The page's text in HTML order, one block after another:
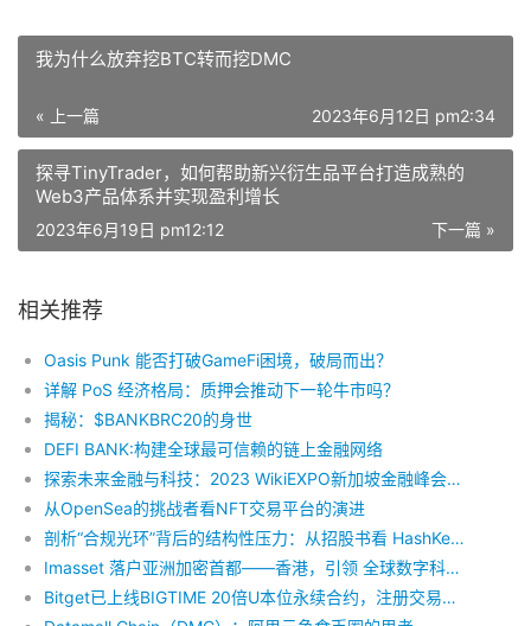
我为什么放弃挖BTC转而挖DMC
« 上一篇 2023年6月12日 pm2:34
探寻TinyTrader，如何帮助新兴衍生品平台打造成熟的
Web3产品体系并实现盈利增长
下一篇 »
2023年6月19日 pm12:12
相关推荐
Oasis Punk 能否打破GameFi困境，破局而出？
详解 PoS 经济格局：质押会推动下一轮牛市吗？
揭秘：$BANK​BRC20的身世
DEFI BANK:构建全球最可信赖的链上金融网络
探索未来金融与科技：2023 WikiEXPO新加坡金融峰会正式拉开帷幕
从OpenSea的挑战者看NFT交易平台的演进
剖析“合规光环”背后的结构性压力：从招股书看 HashKey 的三类核心风险
Imasset 落户亚洲加密首都——香港，引领 全球数字科技全产业链进入 web3.0 时代
Bitget已上线BIGTIME 20倍U本位永续合约，注册交易即有机会瓜分6万枚BIGTIME空投奖励